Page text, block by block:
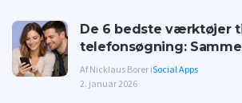
De 6 bedste værktøjer
telefonsøgning:
Af Nicklaus Borer iSocial Apps
2. januar 2026